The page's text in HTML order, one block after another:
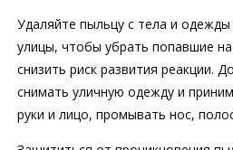
Удаляйте пыльцу с тела и
улицы, чтобы убрать попавшие
снизить риск развития реакции.
снимать уличную одежду и
руки и лицо, промывать нос,